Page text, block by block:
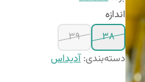
اندازه
38
39
دسته‌بندی:آدیداس